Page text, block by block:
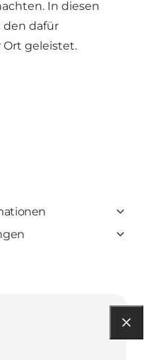
In diesen
den dafür
Ort geleistet.